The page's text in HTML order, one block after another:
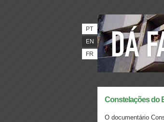
PT
EN
FR
Constelações do
O documentário